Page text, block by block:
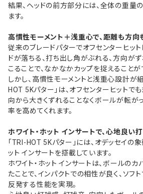
結果、ヘッドの前方部分には、全体の重量
ます。
高慣性モーメント＋浅重心で、距離も方向
従来のブレードパターでオフセンターヒッ
ドが落ちる、打ち出し角がぶれる、方向が
こることで、なかなかカップを捉えることが
しかし、高慣性モーメントと浅重心設計が
HOT 5Kパター」は、オフセンターヒットで
向から大きくずれることなくボールが転が
率を高めてくれます。
ホワイト・ホット インサートで、心地良い
「TRI-HOT 5Kパター」には、オデッセイの
ット インサートを搭載しています。
ホワイト・ホット インサートは、ボールの
たことで、インパクトでの相性が良く、ソフ
反発する性能を実現。